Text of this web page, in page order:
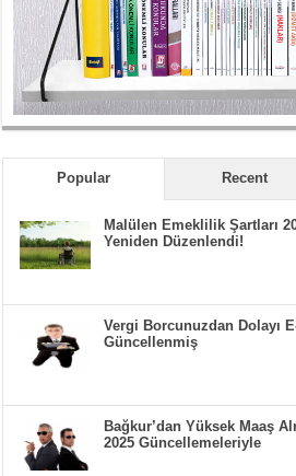
Popular Recent
Malülen Emeklilik Şartları
Yeniden Düzenlendi!
Vergi Borcunuzdan Dolayı
Güncellenmiş
Bağkur’dan Yüksek Maaş
2025 Güncellemeleriyle